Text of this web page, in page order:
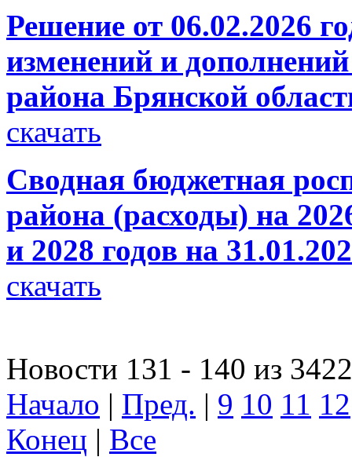
Решение от 06.02.2026
изменений и
района Брянской
скачать
Сводная бюджетная
района (расходы) на
и 2028 годов на
скачать
Новости 131 - 140 из 3422
Начало | Пред. | 9 10 11 12
Конец | Все